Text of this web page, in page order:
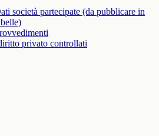
società partecipate (da pubblicare in
privato controllati